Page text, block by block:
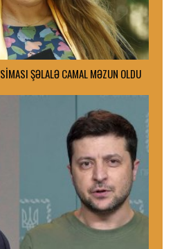
ŞƏLALƏ CAMAL MƏZUN OLDU